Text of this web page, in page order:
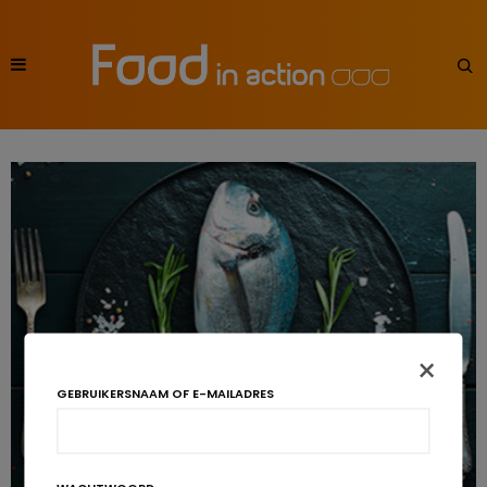
×
GEBRUIKERSNAAM OF E-MAILADRES